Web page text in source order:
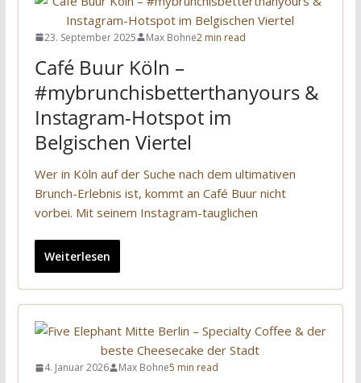
23. September 2025 Max Bohne2 min read
Café Buur Köln –
#mybrunchisbetterthanyours &
Instagram-Hotspot im
Belgischen Viertel
Wer in Köln auf der Suche nach dem ultimativen
Brunch-Erlebnis ist, kommt an Café Buur nicht
vorbei. Mit seinem Instagram-tauglichen
Weiterlesen
4. Januar 2026 Max Bohne5 min read